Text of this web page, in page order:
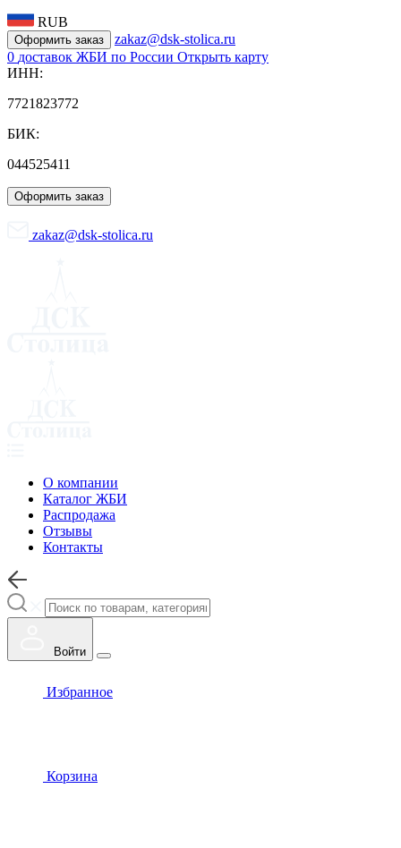
RUB
Оформить заказ
zakaz@dsk-stolica.ru
0 доставок ЖБИ по России Открыть карту
ИНН:
7721823772
БИК:
044525411
Оформить заказ
zakaz@dsk-stolica.ru
О компании
Каталог ЖБИ
Распродажа
Отзывы
Контакты
Войти
Избранное
Корзина